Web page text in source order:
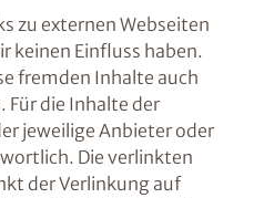
zu externen Webseiten
keinen Einfluss haben.
fremden Inhalte auch
Für die Inhalte der
jeweilige Anbieter oder
Die verlinkten
der Verlinkung auf